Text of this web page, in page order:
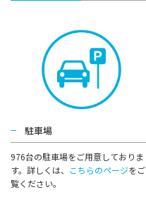
駐車場
976台の駐⾞場をご⽤意しておりま
す。詳しくは、 こちらのページをご
覧ください。